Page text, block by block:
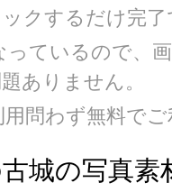
クするだけ完
ているので、
ありません。
問わず無料で
城の写真素